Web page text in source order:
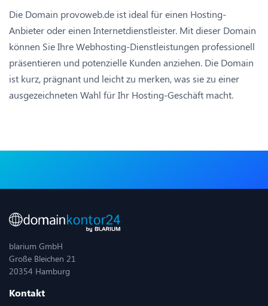
Die Domain provoweb.de ist ideal für einen Hosting-
Anbieter oder einen Internetdienstleister. Mit dieser Domain
können Sie Ihre Webhosting-Dienstleistungen professionell
präsentieren und potenzielle Kunden anziehen. Die Domain
ist kurz, prägnant und leicht zu merken, was sie zu einer
ausgezeichneten Wahl für Ihr Hosting-Geschäft macht.
blarium GmbH
Große Bleichen 21
20354 Hamburg
Kontakt